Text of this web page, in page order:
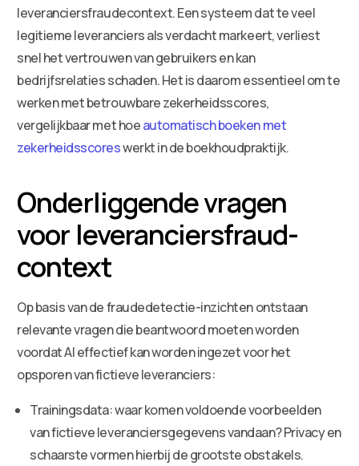
leveranciersfraudecontext. Een systeem dat te veel
legitieme leveranciers als verdacht markeert, verliest
snel het vertrouwen van gebruikers en kan
bedrijfsrelaties schaden. Het is daarom essentieel om te
werken met betrouwbare zekerheidsscores,
vergelijkbaar met hoeautomatisch boeken met
zekerheidsscoreswerkt in de boekhoudpraktijk.
Onderliggende vragen
voor leveranciersfraud-
context
Op basis van de fraudedetectie-inzichten ontstaan
relevante vragen die beantwoord moeten worden
voordat AI effectief kan worden ingezet voor het
opsporen van fictieve leveranciers:
Trainingsdata: waar komen voldoende voorbeelden
van fictieve leveranciersgegevens vandaan? Privacy en
schaarste vormen hierbij de grootste obstakels.